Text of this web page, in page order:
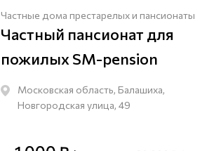
Частные дома престарелых и пансионаты
Частный пансионат для
пожилых SM-pension
Московская область, Балашиха,
Новгородская улица, 49